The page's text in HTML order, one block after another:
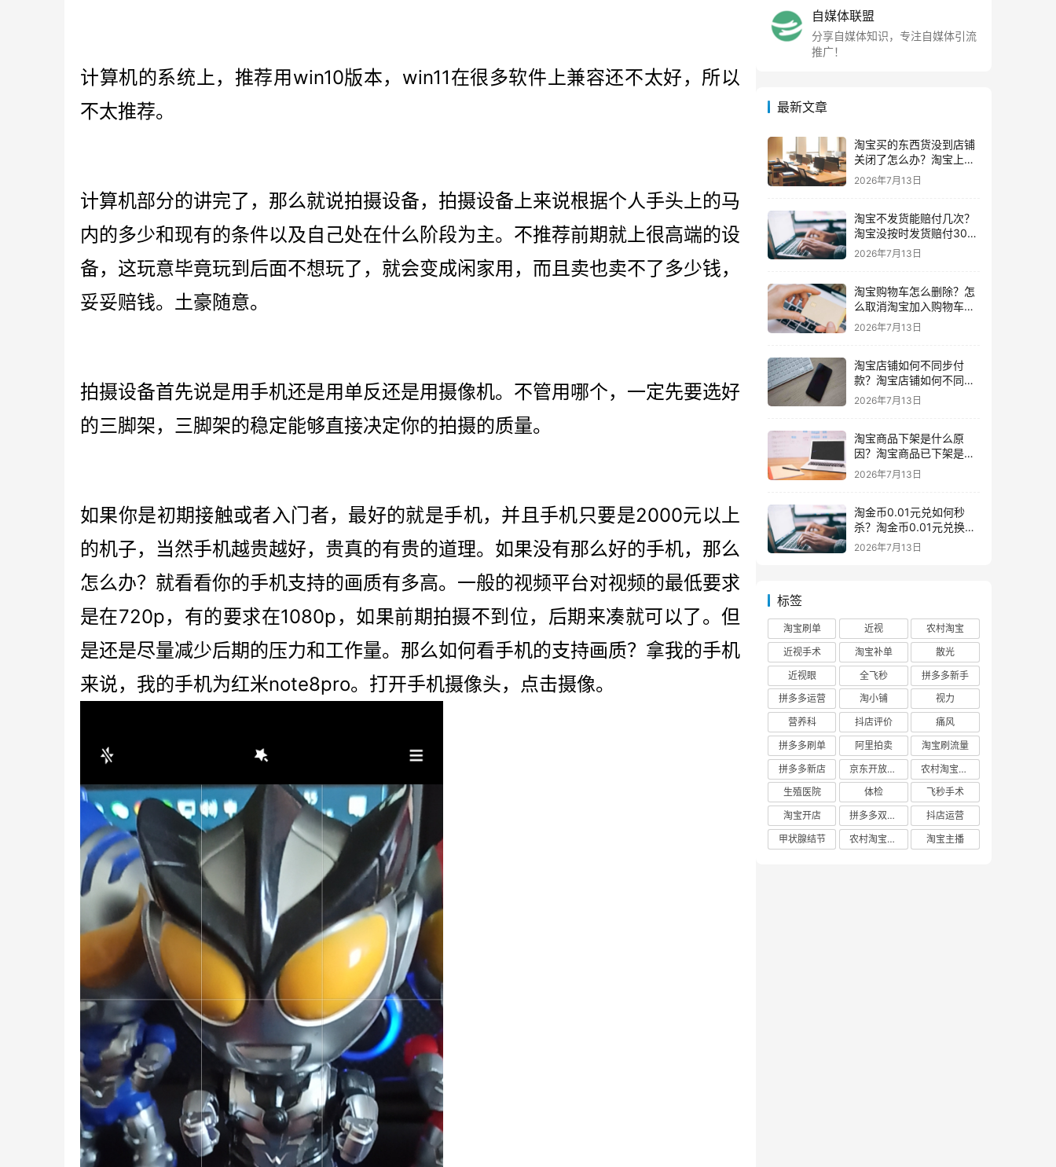
计算机的系统上，推荐用win10版本，win11在很多软件上兼容还不太好，所以
不太推荐。
计算机部分的讲完了，那么就说拍摄设备，拍摄设备上来说根据个人手头上的马
内的多少和现有的条件以及自己处在什么阶段为主。不推荐前期就上很高端的设
备，这玩意毕竟玩到后面不想玩了，就会变成闲家用，而且卖也卖不了多少钱，
妥妥赔钱。土豪随意。
拍摄设备首先说是用手机还是用单反还是用摄像机。不管用哪个，一定先要选好
的三脚架，三脚架的稳定能够直接决定你的拍摄的质量。
如果你是初期接触或者入门者，最好的就是手机，并且手机只要是2000元以上
的机子，当然手机越贵越好，贵真的有贵的道理。如果没有那么好的手机，那么
怎么办？就看看你的手机支持的画质有多高。一般的视频平台对视频的最低要求
是在720p，有的要求在1080p，如果前期拍摄不到位，后期来凑就可以了。但
是还是尽量减少后期的压力和工作量。那么如何看手机的支持画质？拿我的手机
来说，我的手机为红米note8pro。打开手机摄像头，点击摄像。
自媒体联盟
分享自媒体知识，专注自媒体引流
推广！
最新文章
淘宝买的东西货没到店铺
关闭了怎么办？淘宝上买
东西货没收到店铺关闭了
我可以申请退款吗
2026年7月13日
淘宝不发货能赔付几次？
淘宝没按时发货赔付30%
还会发货吗要赔付几次
2026年7月13日
淘宝购物车怎么删除？怎
么取消淘宝加入购物车的
东西
2026年7月13日
淘宝店铺如何不同步付
款？淘宝店铺如何不同步
闲鱼
2026年7月13日
淘宝商品下架是什么原
因？淘宝商品已下架是什
么意思一般下架是为什么
2026年7月13日
淘金币0.01元兑如何秒
杀？淘金币0.01元兑换在
哪如何兑换
2026年7月13日
标签
淘宝刷单 近视
农村淘宝
近视手术
淘宝补单
散光
近视眼
全飞秒
拼多多新手
拼多多运营
淘小铺
视力
营养科
抖店评价
痛风
拼多多刷单
阿里拍卖
淘宝刷流量
拼多多新店
京东开放平台
农村淘宝快递
生殖医院
体检
飞秒手术
淘宝开店
拼多多双十二
抖店运营
甲状腺结节
农村淘宝店铺 淘宝主播